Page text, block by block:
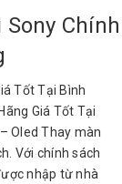
Chính
Tốt Tại Bình
Giá Tốt Tại
Oled Thay màn
Với chính sách
nhập từ nhà